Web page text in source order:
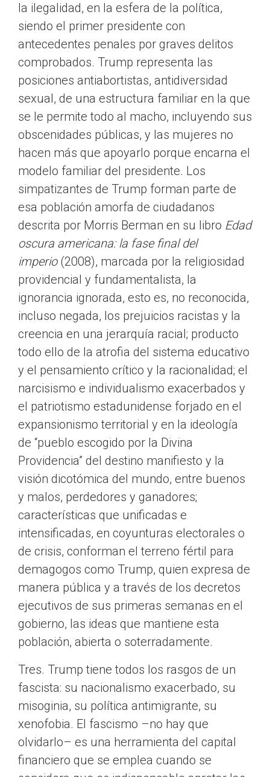
la ilegalidad, en la esfera de la política,
siendo el primer presidente con
antecedentes penales por graves delitos
comprobados. Trump representa las
posiciones antiabortistas, antidiversidad
sexual, de una estructura familiar en la que
se le permite todo al macho, incluyendo sus
obscenidades públicas, y las mujeres no
hacen más que apoyarlo porque encarna el
modelo familiar del presidente. Los
simpatizantes de Trump forman parte de
esa población amorfa de ciudadanos
descrita por Morris Berman en su libro Edad
oscura americana: la fase final del
imperio(2008), marcada por la religiosidad
providencial y fundamentalista, la
ignorancia ignorada, esto es, no reconocida,
incluso negada, los prejuicios racistas y la
creencia en una jerarquía racial; producto
todo ello de la atrofia del sistema educativo
y el pensamiento crítico y la racionalidad; el
narcisismo e individualismo exacerbados y
el patriotismo estadunidense forjado en el
expansionismo territorial y en la ideología
de “pueblo escogido por la Divina
Providencia” del destino manifiesto y la
visión dicotómica del mundo, entre buenos
y malos, perdedores y ganadores;
características que unificadas e
intensificadas, en coyunturas electorales o
de crisis, conforman el terreno fértil para
demagogos como Trump, quien expresa de
manera pública y a través de los decretos
ejecutivos de sus primeras semanas en el
gobierno, las ideas que mantiene esta
población, abierta o soterradamente.
Tres. Trump tiene todos los rasgos de un
fascista: su nacionalismo exacerbado, su
misoginia, su política antimigrante, su
xenofobia. El fascismo –no hay que
olvidarlo– es una herramienta del capital
financiero que se emplea cuando se